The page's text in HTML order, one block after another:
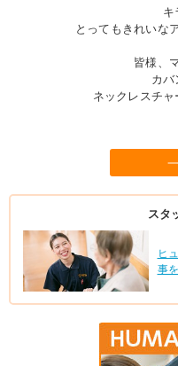
キ
とってもきれいな
皆様、
カバ
ネックレスチャ
スタ
ヒ
事